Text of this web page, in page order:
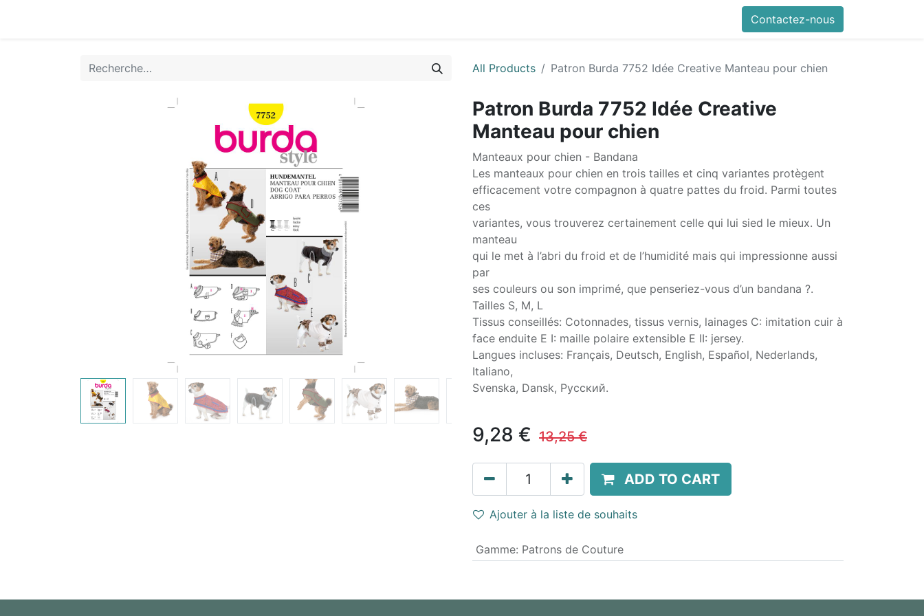
Contactez-nous
All Products Patron Burda 7752 Idée Creative Manteau pour chien
Patron Burda 7752 Idée Creative
Manteau pour chien
Manteaux pour chien - Bandana
Les manteaux pour chien en trois tailles et cinq variantes protègent
efficacement votre compagnon à quatre pattes du froid. Parmi toutes
ces
variantes, vous trouverez certainement celle qui lui sied le mieux. Un
manteau
qui le met à l’abri du froid et de l’humidité mais qui impressionne aussi
par
ses couleurs ou son imprimé, que penseriez-vous d’un bandana ?.
Tailles S, M, L
Tissus conseillés: Cotonnades, tissus vernis, lainages C: imitation cuir à
face enduite E I: maille polaire extensible E II: jersey.
Langues incluses: Français, Deutsch, English, Español, Nederlands,
Italiano,
Svenska, Dansk, Pусский.
9,28 € 13,25€
ADD TO CART
Ajouter à la liste de souhaits
Gamme: Patrons de Couture